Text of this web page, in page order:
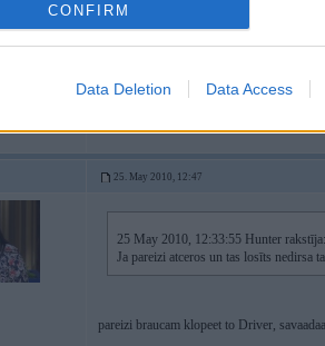
CONFIRM
Data Deletion Data Access
taa tev vajag
25. May 2010, 12:47
25 May 2010, 12:33:55 Hunter rakstīja:
Ja pareizi atceros un tas losīts nedirsa
pareizi braucam klopeet to Driver,